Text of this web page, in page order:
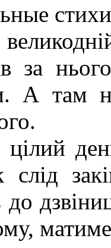
за
А там
цілий
до